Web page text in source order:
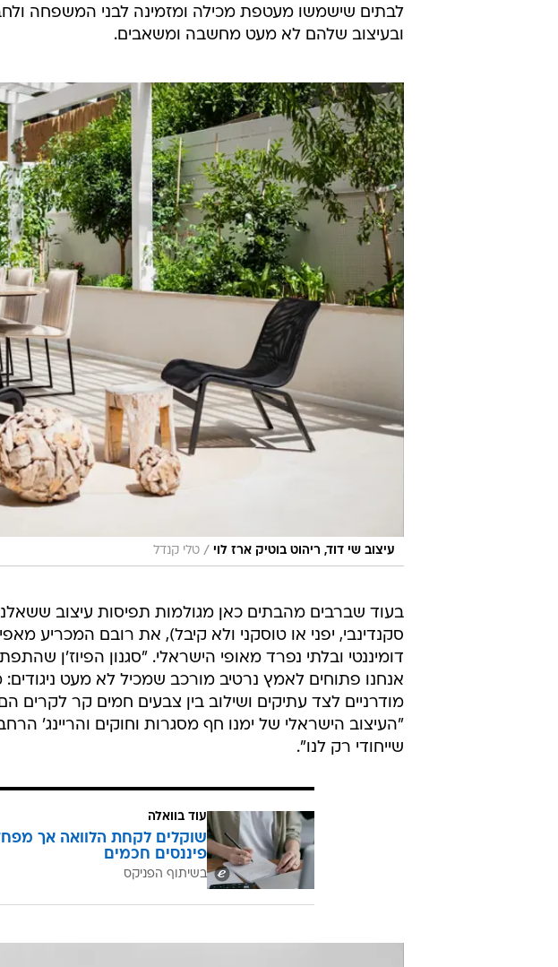
לבתים שישמשו מעטפת מכילה ומזמינה לבני המשפחה
ובעיצוב שלהם לא מעט מחשבה ומשאבים.
עיצוב שי דוד, ריהוט בוטיק ארז לוי / טלי קנדל
בעוד שברבים מהבתים כאן מגולמות תפיסות עיצוב
סקנדינבי, יפני או טוסקני ולא קיבל), את רובם המכריע
דומיננטי ובלתי נפרד מאופי הישראלי. "סגנון הפיוז'ן
אנחנו פתוחים לאמץ נרטיב מורכב שמכיל לא מעט
מודרניים לצד עתיקים ושילוב בין צבעים חמים קר לקרים
"העיצוב הישראלי של ימנו חף מסגרות וחוקים והריינג'
שייחודי רק לנו".
עוד בוואלה
שוקלים לקחת הלוואה אך
פיננסים חכמים
בשיתוף הפניקס